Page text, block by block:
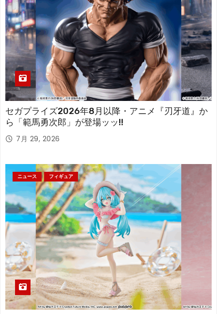
セガプライズ2026年8月以降・アニメ『刃牙道』か
ら「範馬勇次郎」が登場ッッ!!
7月 29, 2026
ニュース フィギュア